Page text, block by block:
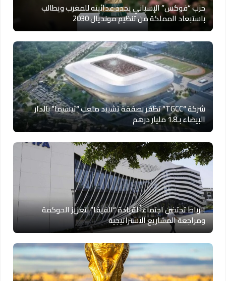
حزب “فوكس” الإسباني يجدد عدائيته للمغرب ويطالب
باستبعاد المملكة من تنظيم مونديال 2030
شركة “TGCC” تظفر بصفقة تشييد ملعب “تيسيما” بالدار
البيضاء بـ1.8 مليار درهم
الرباط تحتضن اجتماعاً لقيادة “الفيفا” لتعزيز الحوكمة
ومراجعة المشاريع الاستراتيجية